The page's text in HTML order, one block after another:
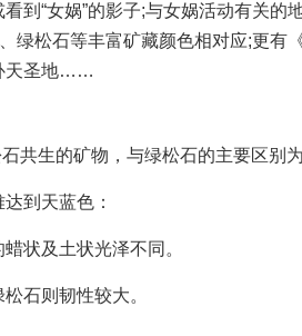
到“女娲”的影子;与女娲活动有关的
绿松石等丰富矿藏颜色相对应;更有
天圣地……
生的矿物，与绿松石的主要区别
到天蓝色：
及土状光泽不同。
则韧性较大。